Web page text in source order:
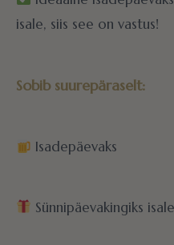
isale, siis see on vastus!
Sobib suurepäraselt:
Isadepäevaks
Sünnipäevakingiks